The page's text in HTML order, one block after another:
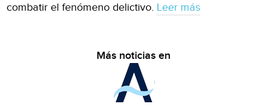
combatir el fenómeno delictivo. Leer más
Más noticias en